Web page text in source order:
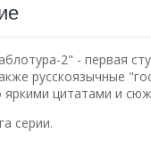
2" - первая
русскоязычные
яркими цитатами и
серии.